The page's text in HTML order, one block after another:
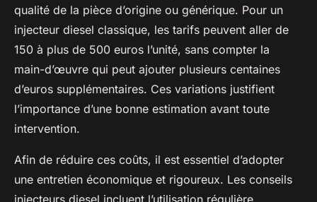
qualité de la pièce d’origine ou générique. Pour un
injecteur diesel classique, les tarifs peuvent aller de
150 à plus de 500 euros l’unité, sans compter la
main-d’œuvre qui peut ajouter plusieurs centaines
d’euros supplémentaires. Ces variations justifient
l’importance d’une bonne estimation avant toute
intervention.
Afin de réduire ces coûts, il est essentiel d’adopter
une entretien économique et rigoureux. Les conseils
injecteurs diesel incluent l’utilisation régulière